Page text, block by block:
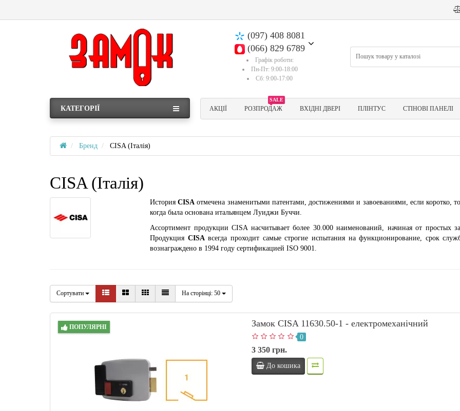
(097) 408 8081
(066) 829 6789
Графік роботи:
Пн-Пт: 9:00-18:00
Сб: 9:00-17:00
КАТЕГОРІЇ АКЦІЇ
SALE
РОЗПРОДАЖ ВХІДНІ ДВЕРІ ПЛІНТУС СТІНОВІ ПАНЕЛІ
Бренд CISA (Італія)
CISA (Італія)
ИсторияCISA отмечена знаменитыми патентами, достижениями и завоеваниями, если коротко,
когда была основана итальянцем Луиджи Буччи.
Ассортимент продукции CISA насчитывает более 30.000 наименований, начиная от простых
Продукция CISA всегда проходит самые строгие испытания на функционирование, срок
вознаграждено в 1994 году сертификацией ISO 9001.
Сортувати На сторінці: 50
ПОПУЛЯРНІ Замок CISA 11630.50-1 - електромеханічний
0
3 350 грн.
До кошика